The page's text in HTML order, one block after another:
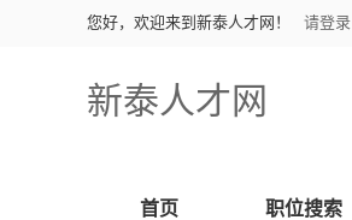
您好，欢迎来到新泰人才网！ 请登录
新泰人才网
首页 职位搜索